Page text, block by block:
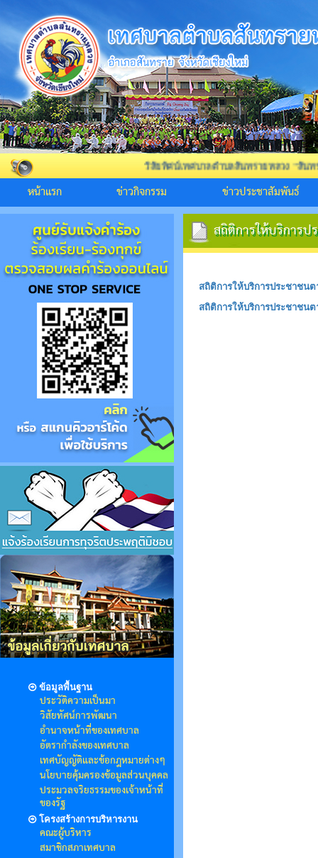
วิสัยทัศน์เทศบาลตำบลสันทรายหลวง "สันทรายสังคม
หน้าแรก ข่าวกิจกรรม ข่าวประชาสัมพันธ์
ข้อมูลพื้นฐาน
ประวัติความเป็นมา
วิสัยทัศน์การพัฒนา
อำนาจหน้าที่ของเทศบาล
อัตรากำลังของเทศบาล
เทศบัญญัติและข้อกฎหมายต่างๆ
นโยบายคุ้มครองข้อมูลส่วนบุคคล
ประมวลจริยธรรมของเจ้าหน้าที่
ของรัฐ
โครงสร้างการบริหารงาน
คณะผู้บริหาร
สมาชิกสภาเทศบาล
สถิติการให้บริการ
สถิติการให้บริการ
สถิติการให้บริการประชาชน
สถิติการให้บริการประชาชน